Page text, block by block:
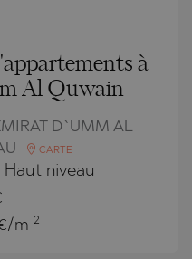
à
Al Quwain
D`UMM AL
CARTE
Haut niveau
m 2